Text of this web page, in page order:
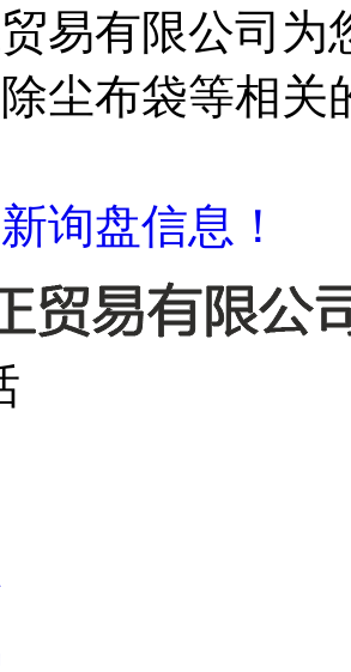
易有限公司为
尘布袋等相关
询盘信息！